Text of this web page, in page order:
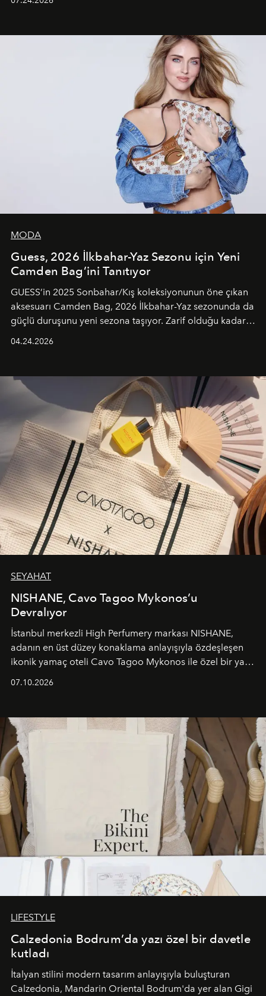
unsurlarından biri olarak öne çıkıyor.
MODA
Guess, 2026 İlkbahar-Yaz Sezonu için Yeni
Camden Bag’ini Tanıtıyor
GUESS’in 2025 Sonbahar/Kış koleksiyonunun öne çıkan
aksesuarı Camden Bag, 2026 İlkbahar-Yaz sezonunda da
güçlü duruşunu yeni sezona taşıyor. Zarif olduğu kadar
04.24.2026
SEYAHAT
NISHANE, Cavo Tagoo Mykonos’u
Devralıyor
İstanbul merkezli High Perfumery markası NISHANE,
adanın en üst düzey konaklama anlayışıyla özdeşleşen
ikonik yamaç oteli Cavo Tagoo Mykonos ile özel bir yaz
buluşturarak markanın Cavo Tagoo’daki varlığını
sürükleyici ve mevsime özel bir deneyime dönüştürüyor.
07.10.2026
LIFESTYLE
Calzedonia Bodrum’da yazı özel bir davetle
kutladı
İtalyan stilini modern tasarım anlayışıyla buluşturan
Calzedonia, Mandarin Oriental Bodrum'da yer alan Gigi